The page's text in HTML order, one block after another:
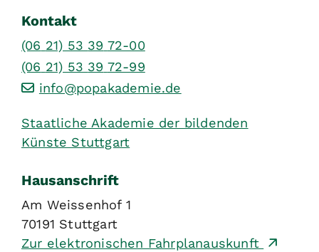
Kontakt
(06 21) 53 39 72-00
(06 21) 53 39 72-99
info@popakademie.de
Staatliche Akademie der bildenden
Künste Stuttgart
Hausanschrift
Am Weissenhof 1
70191 Stuttgart
Zur elektronischen Fahrplanauskunft